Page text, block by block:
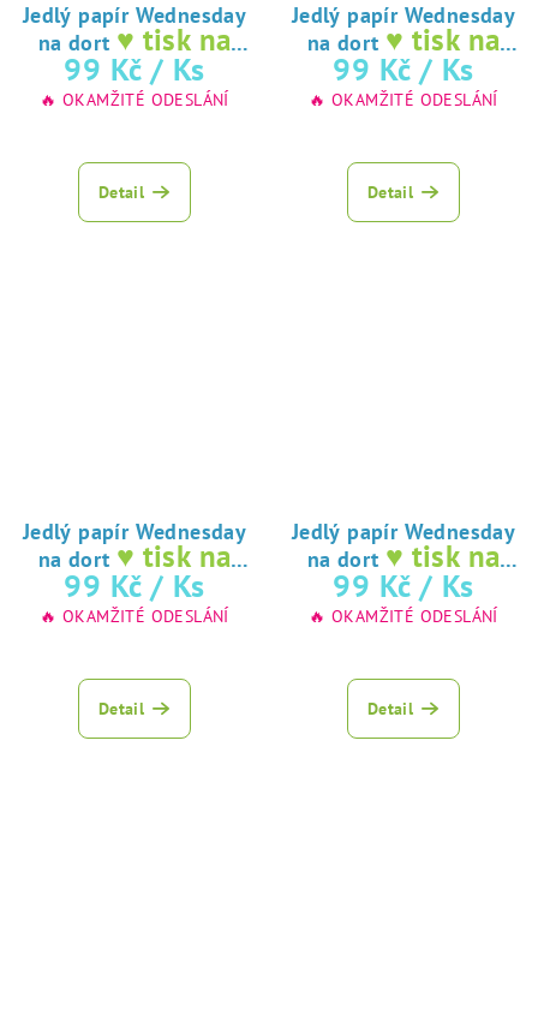
Jedlý papír Wednesday
na dort ♥ tisk na
jedlý papír
99 Kč / Ks
🔥 OKAMŽITÉ ODESLÁNÍ
Detail
Jedlý papír Wednesday
na dort ♥ tisk na
jedlý papír
99 Kč / Ks
🔥 OKAMŽITÉ ODESLÁNÍ
Detail
Jedlý papír Wednesday
na dort ♥ tisk na
jedlý papír
99 Kč / Ks
🔥 OKAMŽITÉ ODESLÁNÍ
Detail
Jedlý papír Wednesday
na dort ♥ tisk na
jedlý papír
99 Kč / Ks
🔥 OKAMŽITÉ ODESLÁNÍ
Detail